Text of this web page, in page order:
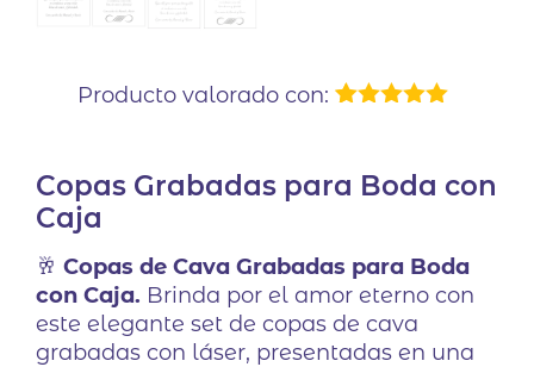
Producto valorado con:
a
valoración
Copas Grabadas para Boda con
Caja
🥂 Copas de Cava Grabadas para Boda
con Caja. Brinda por el amor eterno con
este elegante set de copas de cava
grabadas con láser, presentadas en una